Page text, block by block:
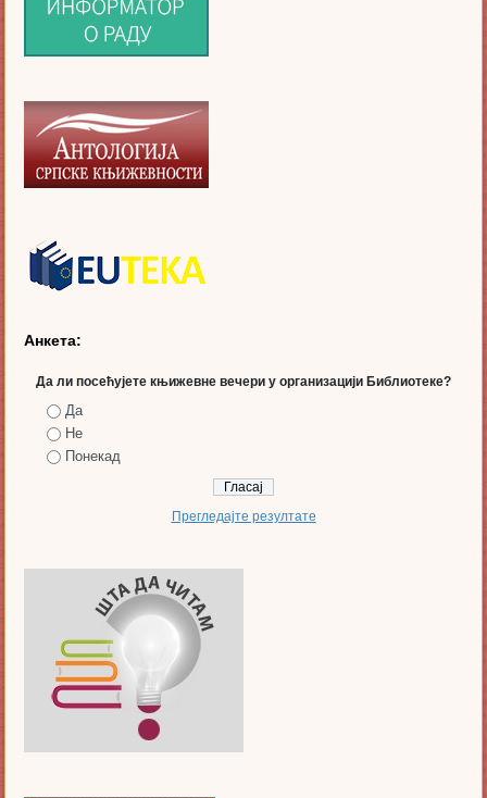
Анкета:
Да ли посећујете књижевне вечери у организацији Библиотеке?
Да
Не
Понекад
Прегледајте резултате